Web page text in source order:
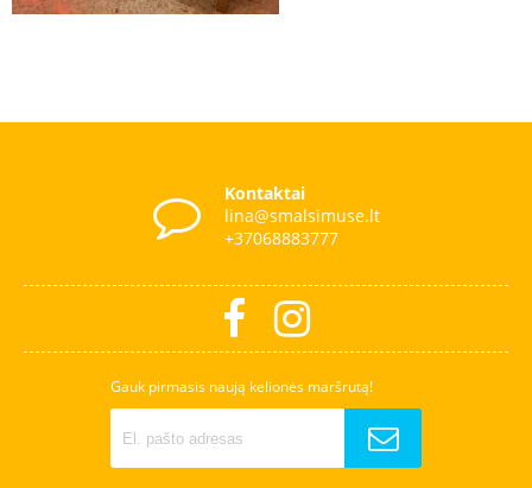
Kontaktai
lina@smalsimuse.lt
+37068883777
Gauk pirmasis naują kelionės maršrutą!